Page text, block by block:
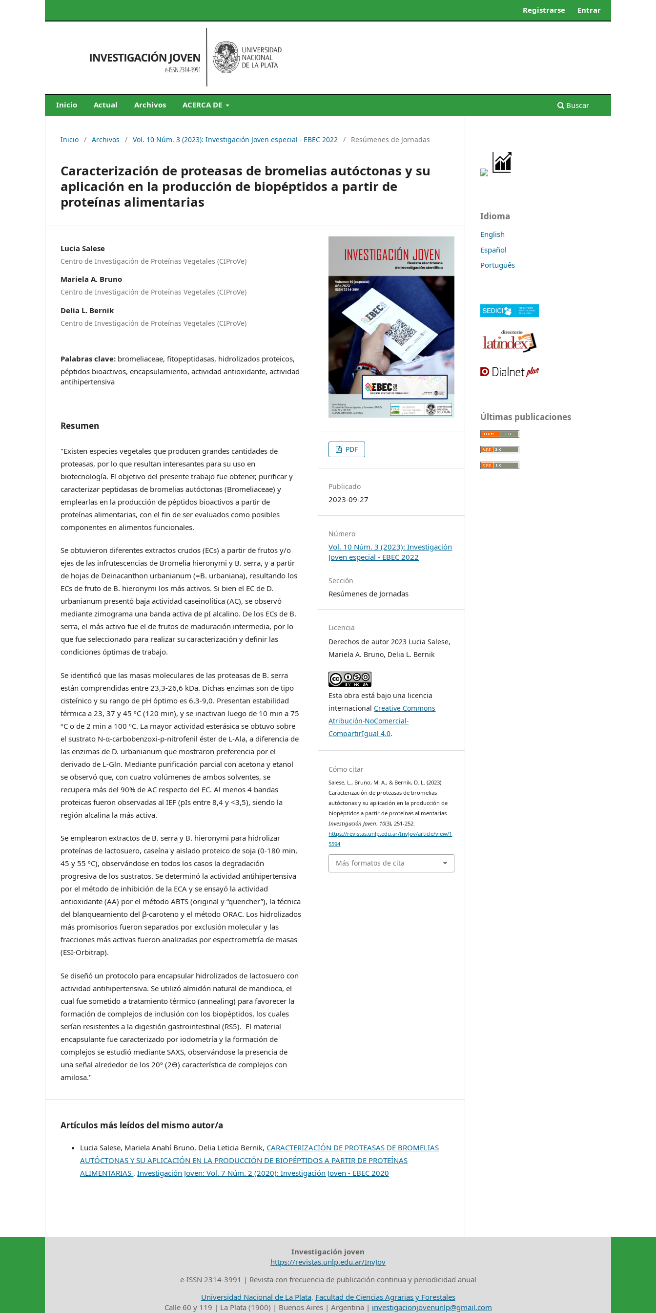
Inicio Actual Archivos ACERCA DE Buscar
Registrarse Entrar
Inicio / Archivos / Vol. 10 Núm. 3 (2023): Investigación Joven especial - EBEC 2022 / Resúmenes de Jornadas
Caracterización de proteasas de bromelias autóctonas y su
aplicación en la producción de biopéptidos a partir de
proteínas alimentarias
Lucia Salese
Centro de Investigación de Proteínas Vegetales (CIProVe)
Mariela A. Bruno
Centro de Investigación de Proteínas Vegetales (CIProVe)
Delia L. Bernik
Centro de Investigación de Proteínas Vegetales (CIProVe)
Palabras clave: bromeliaceae, fitopeptidasas, hidrolizados proteicos,
péptidos bioactivos, encapsulamiento, actividad antioxidante, actividad
antihipertensiva
Resumen
"Existen especies vegetales que producen grandes cantidades de
proteasas, por lo que resultan interesantes para su uso en
biotecnología. El objetivo del presente trabajo fue obtener, purificar y
caracterizar peptidasas de bromelias autóctonas (Bromeliaceae) y
emplearlas en la producción de péptidos bioactivos a partir de
proteínas alimentarias, con el fin de ser evaluados como posibles
componentes en alimentos funcionales.
Se obtuvieron diferentes extractos crudos (ECs) a partir de frutos y/o
ejes de las infrutescencias de Bromelia hieronymi y B. serra, y a partir
de hojas de Deinacanthon urbanianum (=B. urbaniana), resultando los
ECs de fruto de B. hieronymi los más activos. Si bien el EC de D.
urbanianum presentó baja actividad caseinolítica (AC), se observó
mediante zimograma una banda activa de pI alcalino. De los ECs de B.
serra, el más activo fue el de frutos de maduración intermedia, por lo
que fue seleccionado para realizar su caracterización y definir las
condiciones óptimas de trabajo.
Se identificó que las masas moleculares de las proteasas de B. serra
están comprendidas entre 23,3-26,6 kDa. Dichas enzimas son de tipo
cisteínico y su rango de pH óptimo es 6,3-9,0. Presentan estabilidad
térmica a 23, 37 y 45 ºC (120 min), y se inactivan luego de 10 min a 75
ºC o de 2 min a 100 ºC. La mayor actividad esterásica se obtuvo sobre
el sustrato N-α-carbobenzoxi-p-nitrofenil éster de L-Ala, a diferencia de
las enzimas de D. urbanianum que mostraron preferencia por el
derivado de L-Gln. Mediante purificación parcial con acetona y etanol
se observó que, con cuatro volúmenes de ambos solventes, se
recupera más del 90% de AC respecto del EC. Al menos 4 bandas
proteicas fueron observadas al IEF (pIs entre 8,4 y <3,5), siendo la
región alcalina la más activa.
Se emplearon extractos de B. serra y B. hieronymi para hidrolizar
proteínas de lactosuero, caseína y aislado proteico de soja (0-180 min,
45 y 55 ºC), observándose en todos los casos la degradación
progresiva de los sustratos. Se determinó la actividad antihipertensiva
por el método de inhibición de la ECA y se ensayó la actividad
antioxidante (AA) por el método ABTS (original y “quencher”), la técnica
del blanqueamiento del β-caroteno y el método ORAC. Los hidrolizados
más promisorios fueron separados por exclusión molecular y las
fracciones más activas fueron analizadas por espectrometría de masas
(ESI-Orbitrap).
Se diseñó un protocolo para encapsular hidrolizados de lactosuero con
actividad antihipertensiva. Se utilizó almidón natural de mandioca, el
cual fue sometido a tratamiento térmico (annealing) para favorecer la
formación de complejos de inclusión con los biopéptidos, los cuales
serían resistentes a la digestión gastrointestinal (RS5). El material
encapsulante fue caracterizado por iodometría y la formación de
complejos se estudió mediante SAXS, observándose la presencia de
una señal alrededor de los 20º (2ϴ) característica de complejos con
amilosa."
PDF
Publicado
2023-09-27
Número
Vol. 10 Núm. 3 (2023): Investigación
Joven especial - EBEC 2022
Sección
Resúmenes de Jornadas
Licencia
Derechos de autor 2023 Lucia Salese,
Mariela A. Bruno, Delia L. Bernik
Esta obra está bajo una licencia
internacionalCreative Commons
Atribución-NoComercial-
CompartirIgual 4.0.
Cómo citar
Salese, L., Bruno, M. A., & Bernik, D. L. (2023).
Caracterización de proteasas de bromelias
autóctonas y su aplicación en la producción de
biopéptidos a partir de proteínas alimentarias.
Investigación Joven, 10(3), 251-252.
https://revistas.unlp.edu.ar/InvJov/article/view/1
5594
Más formatos de cita
Artículos más leídos del mismo autor/a
Lucia Salese, Mariela Anahí Bruno, Delia Leticia Bernik, CARACTERIZACIÓN DE PROTEASAS DE BROMELIAS
AUTÓCTONAS Y SU APLICACIÓN EN LA PRODUCCIÓN DE BIOPÉPTIDOS A PARTIR DE PROTEÍNAS
ALIMENTARIAS ,Investigación Joven: Vol. 7 Núm. 2 (2020): Investigación Joven - EBEC 2020
Idioma
English
Español
Português
Últimas publicaciones
Investigación joven
https://revistas.unlp.edu.ar/InvJov
e-ISSN 2314-3991 | Revista con frecuencia de publicación continua y periodicidad anual
Universidad Nacional de La Plata, Facultad de Ciencias Agrarias y Forestales
Calle 60 y 119 | La Plata (1900) | Buenos Aires | Argentina | investigacionjovenunlp@gmail.com